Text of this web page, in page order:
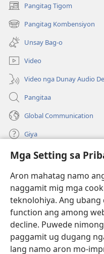
Mga Setting sa
Aron mahatag namo
naggamit mig mga
teknolohiya. Ang
function ang among
decline. Puwede
paggamit ug dugang
lang namo aron mo-
Pangitag Tigom
(mo-
open
ug
bag-
ong
window)
Pangitag Kombensiyon
(mo-
open
ug
bag-
ong
window)
Unsay Bag-o
Video
Video nga Dunay Audio
Pangitaa
Global Communication
Giya
Donasyon
(mo-
open
bag-
ong
window)
Watchtower ONLINE
(mo-
open
ug
bag-
window)
JW Hub
(mo-
open
ug
bag-
JW Library